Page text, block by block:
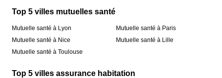
Top 5 villes mutuelles santé
Mutuelle santé à Lyon
Mutuelle santé à Nice
Mutuelle santé à Toulouse
Mutuelle santé à Paris
Mutuelle santé à Lille
Top 5 villes assurance habitation